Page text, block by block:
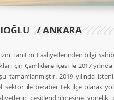
/ ANKARA
Tanıtım Faaliyetlerinden bilgi
için Çamlıdere ilçesi ile 2017
2019 yılında
sektör ile beraber tek ilçe olarak
çeşitlendirilmesine yönelik